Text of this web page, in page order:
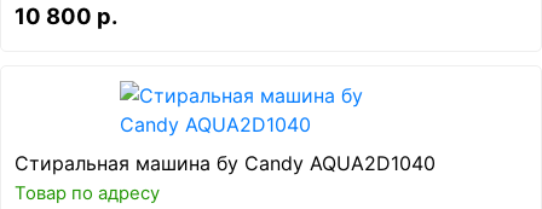
10 800 р.
Стиральная машина бу Candy AQUA2D1040
Товар по адресу